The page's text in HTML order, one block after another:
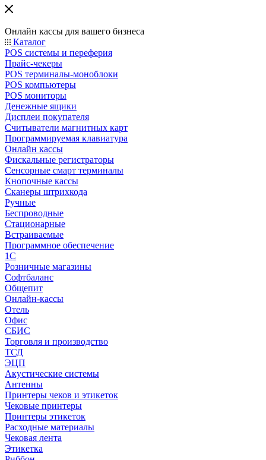
Онлайн кассы для вашего бизнеса
Каталог
POS системы и переферия
Прайс-чекеры
POS терминалы-моноблоки
POS компьютеры
POS мониторы
Денежные ящики
Дисплеи покупателя
Считыватели магнитных карт
Программируемая клавиатура
Онлайн кассы
Фискальные регистраторы
Сенсорные смарт терминалы
Кнопочные кассы
Сканеры штрихкода
Ручные
Беспроводные
Стационарные
Встраиваемые
Программное обеспечение
1С
Розничные магазины
Софтбаланс
Общепит
Онлайн-кассы
Отель
Офис
СБИС
Торговля и производство
ТСД
ЭЦП
Акустические системы
Антенны
Принтеры чеков и этикеток
Чековые принтеры
Принтеры этикеток
Расходные материалы
Чековая лента
Этикетка